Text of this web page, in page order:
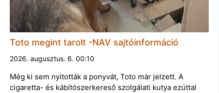
Toto megint tarolt -NAV sajtóinformáció
2026. augusztus. 6. 00:10
Még ki sem nyitották a ponyvát, Toto már jelzett. A
cigaretta- és kábítószerkereső szolgálati kutya ezúttal